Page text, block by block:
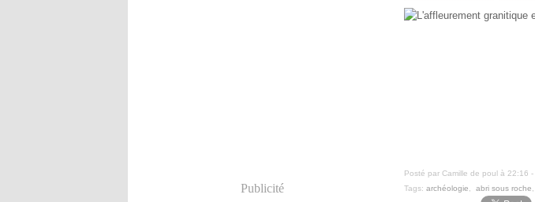
Publicité
Posté par Camille de poul à 22:16 -
Tags: archéologie abri sous roche